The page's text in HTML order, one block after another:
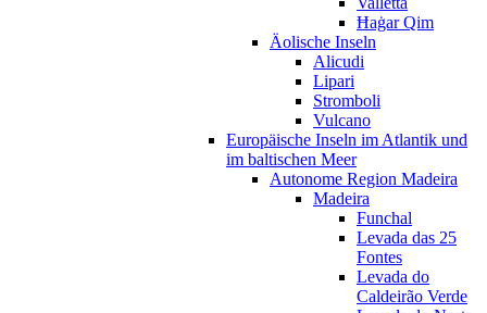
Ħaġar Qim
Äolische Inseln
Alicudi
Lipari
Stromboli
Vulcano
Europäische Inseln im Atlantik und
im baltischen Meer
Autonome Region Madeira
Madeira
Funchal
Levada das 25
Fontes
Levada do
Caldeirão Verde